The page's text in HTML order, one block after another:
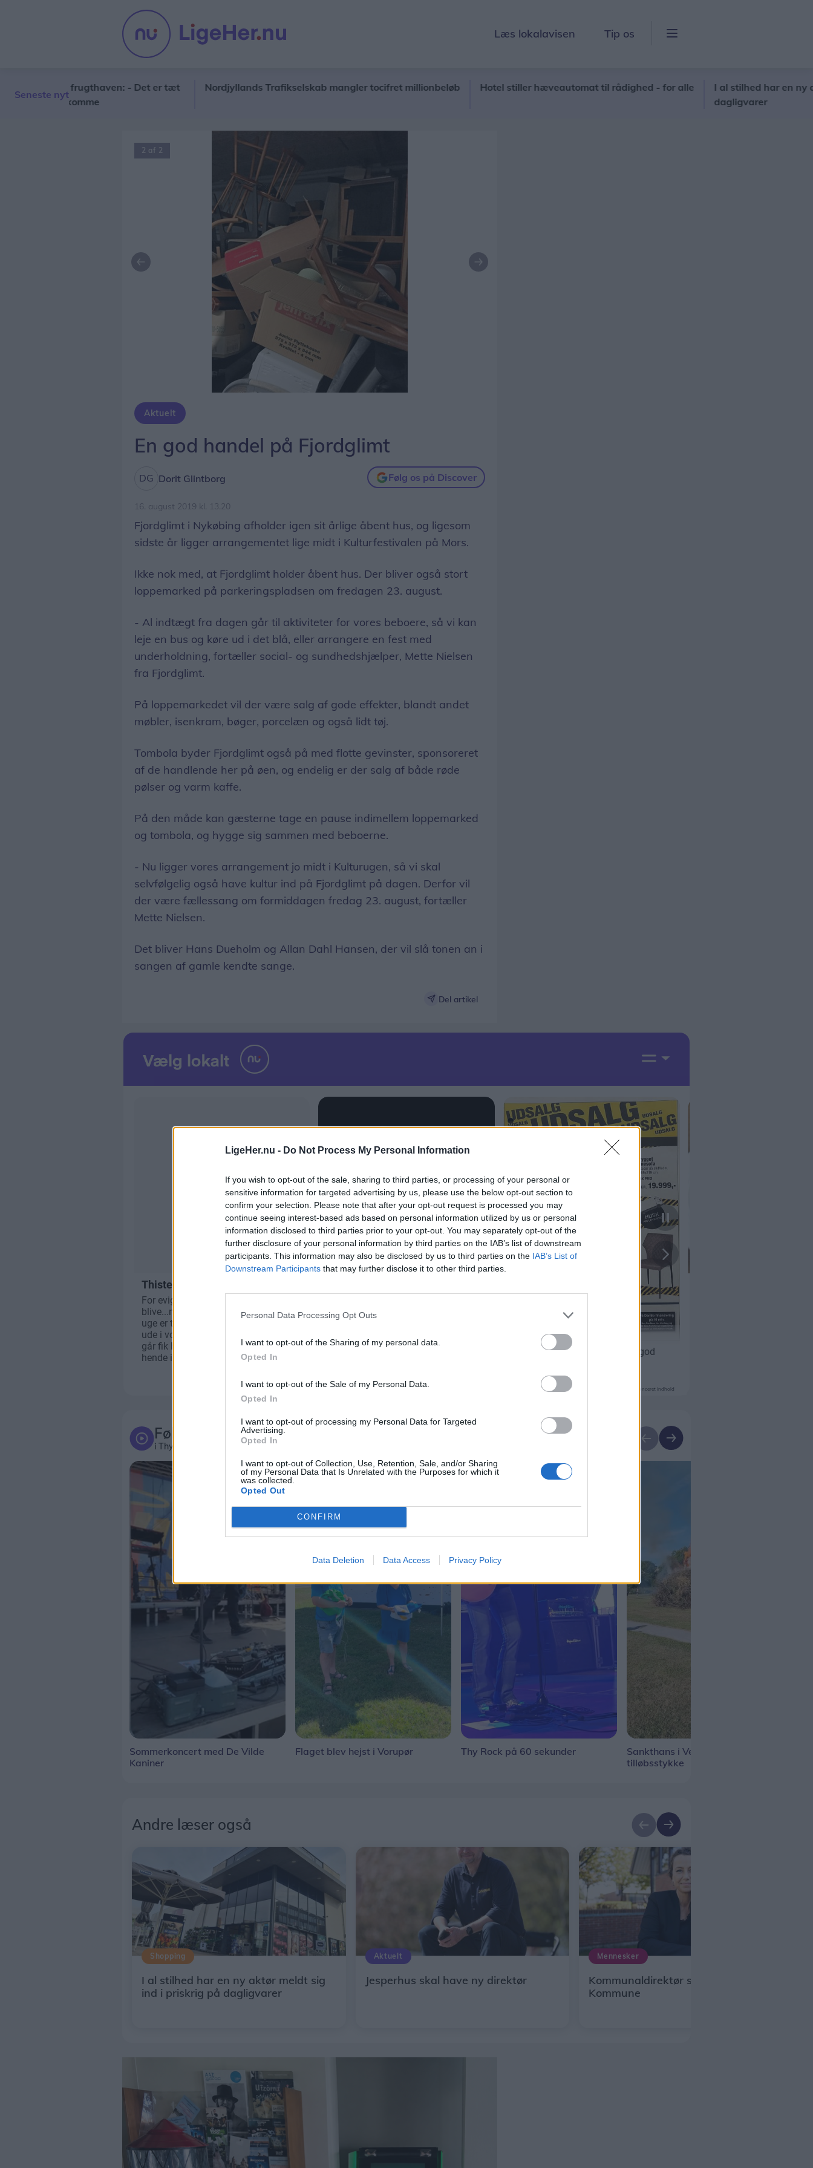
LigeHer.nu - Do Not Process My Personal Information
If you wish to opt-out of the sale, sharing to third parties, or processing of your personal or
sensitive information for targeted advertising by us, please use the below opt-out section to
confirm your selection. Please note that after your opt-out request is processed you may
continue seeing interest-based ads based on personal information utilized by us or personal
information disclosed to third parties prior to your opt-out. You may separately opt-out of the
further disclosure of your personal information by third parties on the IAB’s list of downstream
participants. This information may also be disclosed by us to third parties on the IAB’s List of
Downstream Participants that may further disclose it to other third parties.
Personal Data Processing Opt Outs
I want to opt-out of the Sharing of my personal data.
Opted In
I want to opt-out of the Sale of my Personal Data.
Opted In
I want to opt-out of processing my Personal Data for Targeted
Advertising.
Opted In
I want to opt-out of Collection, Use, Retention, Sale, and/or Sharing
of my Personal Data that Is Unrelated with the Purposes for which it
was collected.
Opted Out
CONFIRM
Data Deletion Data Access Privacy Policy
Læs lokalavisen Tip os
Seneste nyt
i frugthaven: - Det er tæt
kan komme
Nordjyllands Trafikselskab mangler tocifret millionbeløb Hotel stiller hæveautomat til rådighed - for alle
I al stilhed har en ny aktør
dagligvarer
2 af 2
Forrige Næste
Aktuelt
En god handel på Fjordglimt
Dorit Glintborg Følg os på Discover
16. august 2019 kl. 13.20
Fjordglimt i Nykøbing afholder igen sit årlige åbent hus, og ligesom
sidste år ligger arrangementet lige midt i Kulturfestivalen på Mors.
Ikke nok med, at Fjordglimt holder åbent hus. Der bliver også stort
loppemarked på parkeringspladsen om fredagen 23. august.
- Al indtægt fra dagen går til aktiviteter for vores beboere, så vi kan
leje en bus og køre ud i det blå, eller arrangere en fest med
underholdning, fortæller social- og sundhedshjælper, Mette Nielsen
fra Fjordglimt.
På loppemarkedet vil der være salg af gode effekter, blandt andet
møbler, isenkram, bøger, porcelæn og også lidt tøj.
Tombola byder Fjordglimt også på med flotte gevinster, sponsoreret
af de handlende her på øen, og endelig er der salg af både røde
pølser og varm kaffe.
På den måde kan gæsterne tage en pause indimellem loppemarked
og tombola, og hygge sig sammen med beboerne.
- Nu ligger vores arrangement jo midt i Kulturugen, så vi skal
selvfølgelig også have kultur ind på Fjordglimt på dagen. Derfor vil
der være fællessang om formiddagen fredag 23. august, fortæller
Mette Nielsen.
Det bliver Hans Dueholm og Allan Dahl Hansen, der vil slå tonen an i
sangen af gamle kendte sange.
Del artikel
Annonceret indhold
Følg med
i Thy-Mors
Sommerkoncert med De Vilde
Kaniner
Flaget blev hejst i Vorupør Thy Rock på 60 sekunder
Sankthans i Vestervig blev et
tilløbsstykke
Andre læser også
Shopping
I al stilhed har en ny aktør meldt sig
ind i priskrig på dagligvarer
Aktuelt
Jesperhus skal have ny direktør
Mennesker
Kommunaldirektør stopper i Morsø
Kommune